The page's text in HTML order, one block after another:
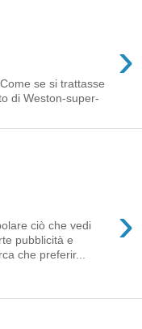
›
se si trattasse
di Weston-super-
›
ciò che vedi
pubblicità e
che preferir...